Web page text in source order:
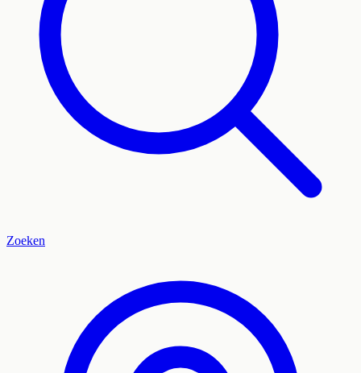
Zoeken